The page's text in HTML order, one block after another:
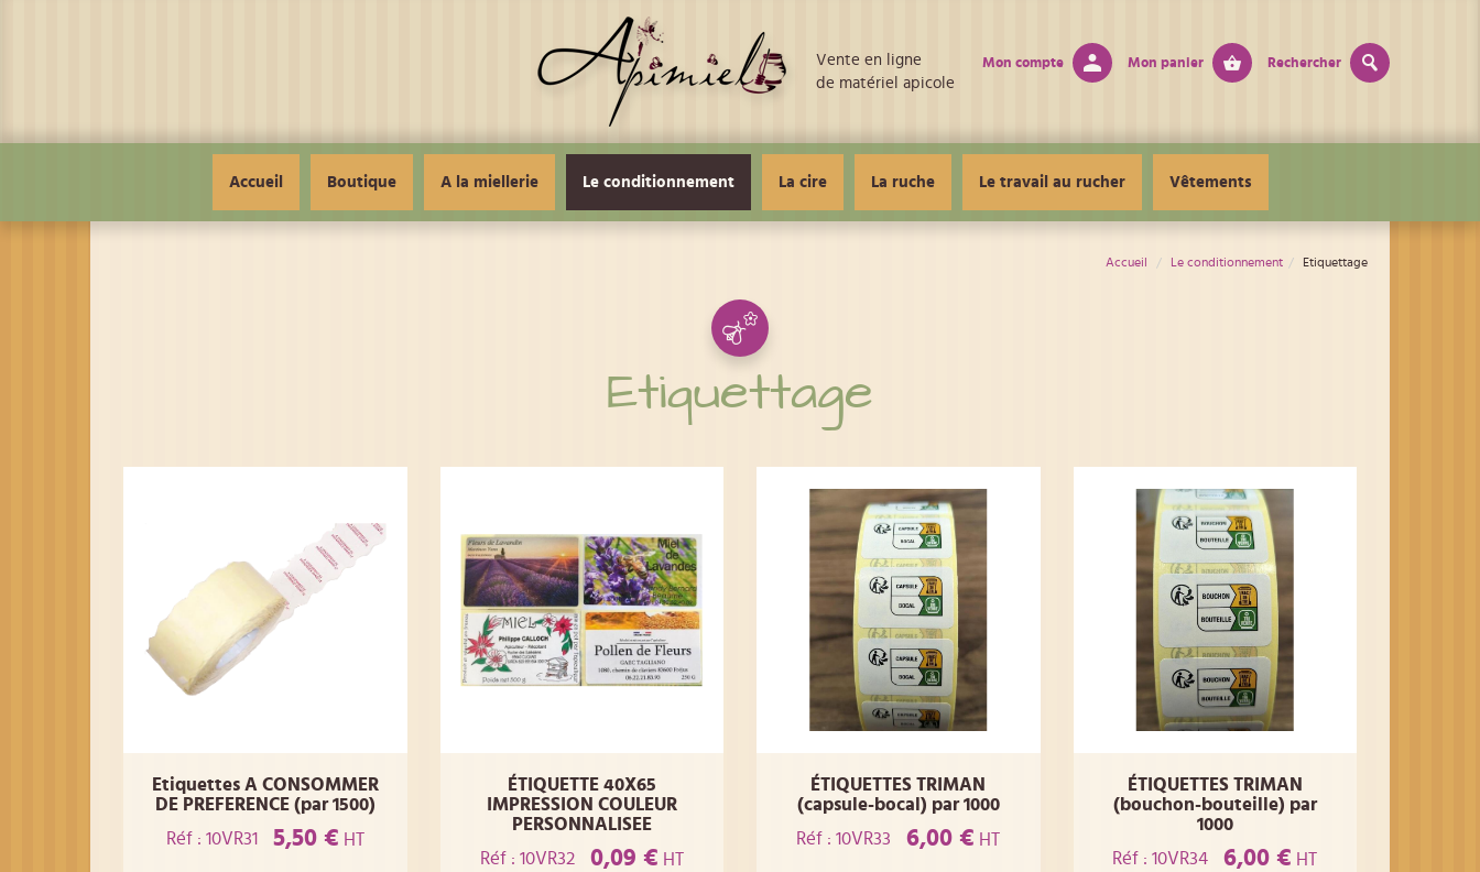
Accueil Le conditionnement Etiquettage
Etiquettage
Etiquettes A CONSOMMER
DE PREFERENCE (par 1500)
Réf : 10VR31
5,50 € HT
ÉTIQUETTE 40X65
IMPRESSION COULEUR
PERSONNALISEE
Réf : 10VR32
0,09 € HT
ÉTIQUETTES TRIMAN
(capsule-bocal) par 1000
Réf : 10VR33
6,00 € HT
ÉTIQUETTES TRIMAN
(bouchon-bouteille) par
1000
Réf : 10VR34
6,00 € HT
Vente en ligne
de matériel apicole
Mon compte Mon panier Rechercher
Accueil Boutique A la miellerie Le conditionnement La cire La ruche Le travail au rucher Vêtements